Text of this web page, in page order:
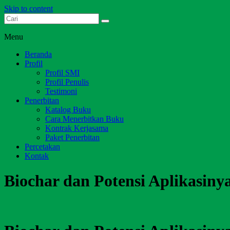
Skip to content
Dari Jambi untuk Indonesia
Menu
Beranda
Profil
Profil SMI
Profil Penulis
Testimoni
Penerbitan
Katalog Buku
Cara Menerbitkan Buku
Kontrak Kerjasama
Paket Penerbitan
Percetakan
Kontak
Biochar dan Potensi